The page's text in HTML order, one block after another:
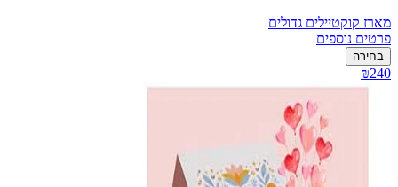
מארז קוקטיילים גדולים
פרטים נוספים
בחירה
₪240